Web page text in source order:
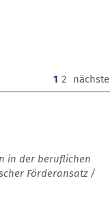
1 (current)
2 nächste
in der beruflichen
Förderansatz /